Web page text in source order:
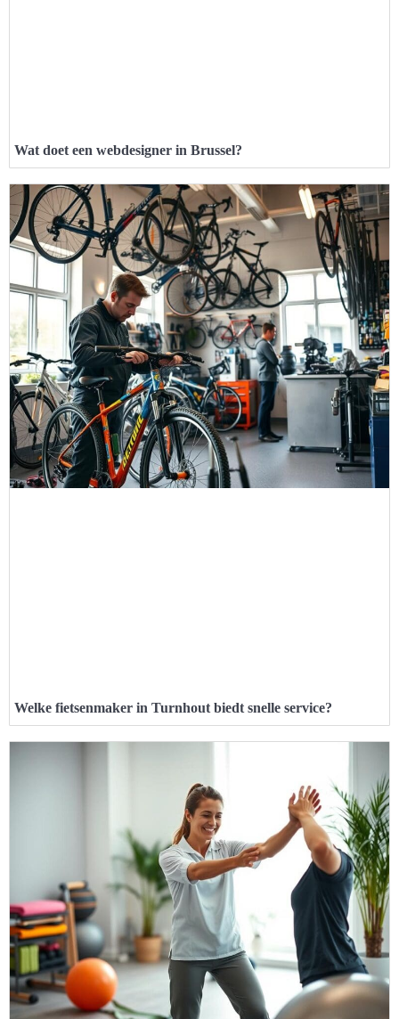
Wat doet een webdesigner in Brussel?
Welke fietsenmaker in Turnhout biedt snelle service?